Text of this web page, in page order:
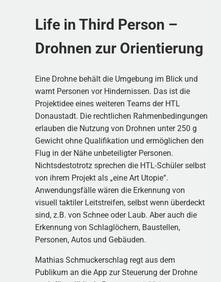
Life in Third Person –
Drohnen zur Orientierung
Eine Drohne behält die Umgebung im Blick und
warnt Personen vor Hindernissen. Das ist die
Projektidee eines weiteren Teams der HTL
Donaustadt. Die rechtlichen Rahmenbedingungen
erlauben die Nutzung von Drohnen unter 250 g
Gewicht ohne Qualifikation und ermöglichen den
Flug in der Nähe unbeteiligter Personen.
Nichtsdestotrotz sprechen die HTL-Schüler selbst
von ihrem Projekt als „eine Art Utopie“.
Anwendungsfälle wären die Erkennung von
visuell taktiler Leitstreifen, selbst wenn überdeckt
sind, z.B. von Schnee oder Laub. Aber auch die
Erkennung von Schlaglöchern, Baustellen,
Personen, Autos und Gebäuden.
Mathias Schmuckerschlag regt aus dem
Publikum an die App zur Steuerung der Drohne